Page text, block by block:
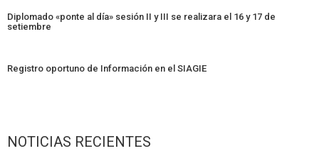
Diplomado «ponte al día» sesión II y III se realizara el 16 y 17 de
setiembre
Registro oportuno de Información en el SIAGIE
NOTICIAS RECIENTES